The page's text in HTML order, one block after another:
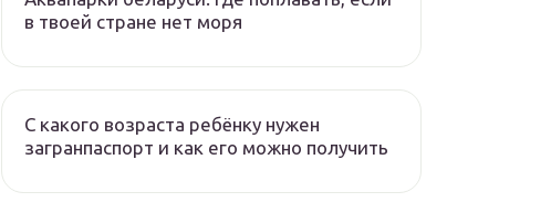
в твоей стране нет моря
С какого возраста ребёнку нужен
загранпаспорт и как его можно получить